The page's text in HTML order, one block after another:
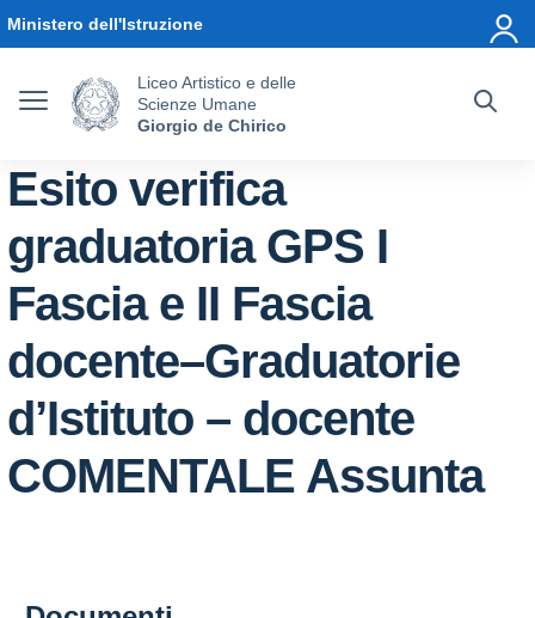
Ministero dell'Istruzione
Liceo Artistico e delle
Scienze Umane
Giorgio de Chirico
Esito verifica
graduatoria GPS I
Fascia e II Fascia
docente–Graduatorie
d’Istituto – docente
COMENTALE Assunta